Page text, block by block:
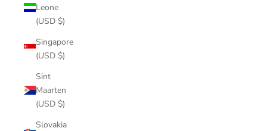
Leone
(USD $)
Singapore
(USD $)
Sint
Maarten
(USD $)
Slovakia